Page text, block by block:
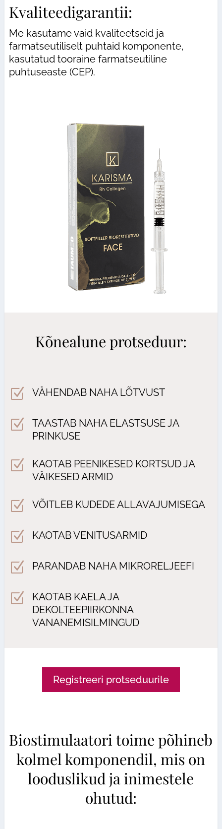
Kvaliteedigarantii:
Me kasutame vaid kvaliteetseid ja
farmatseutiliselt puhtaid komponente,
kasutatud tooraine farmatseutiline
puhtuseaste (CEP).
Kõnealune protseduur:
Z VÄHENDAB NAHA LÕTVUST
Z
TAASTAB NAHA ELASTSUSE JA
PRINKUSE
Z
KAOTAB PEENIKESED KORTSUD JA
VÄIKESED ARMID
Z VÕITLEB KUDEDE ALLAVAJUMISEGA
Z KAOTAB VENITUSARMID
Z PARANDAB NAHA MIKRORELJEEFI
Z
KAOTAB KAELA JA
DEKOLTEEPIIRKONNA
VANANEMISILMINGUD
Registreeri protseduurile
Biostimulaatori toime põhineb
kolmel komponendil, mis on
looduslikud ja inimestele
ohutud: